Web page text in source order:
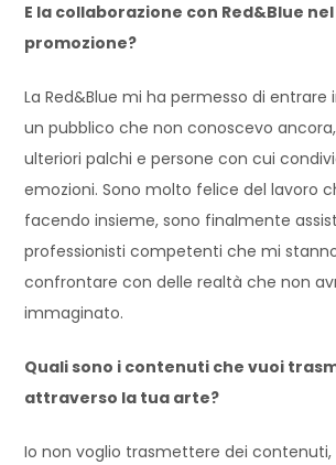
E la collaborazione con Red&Blue
promozione?
La Red&Blue mi ha permesso di
un pubblico che non conoscevo
ulteriori palchi e persone con cui
emozioni. Sono molto felice del lavoro
facendo insieme, sono finalmente
professionisti competenti che mi
confrontare con delle realtà che non
immaginato.
Quali sono i contenuti che vuoi
attraverso la tua arte?
Io non voglio trasmettere dei contenuti,